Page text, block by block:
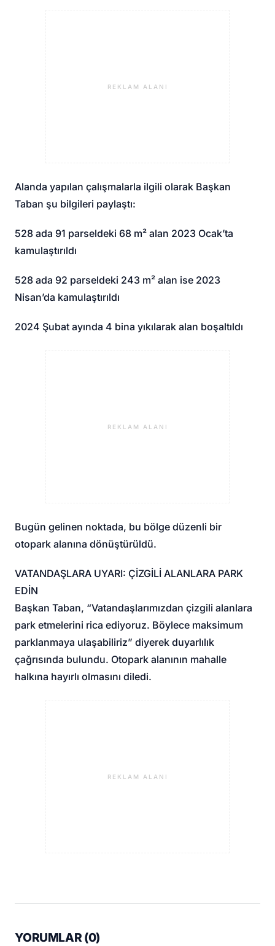
REKLAM ALANI
Alanda yapılan çalışmalarla ilgili olarak Başkan
Taban şu bilgileri paylaştı:
528 ada 91 parseldeki 68 m² alan 2023 Ocak’ta
kamulaştırıldı
528 ada 92 parseldeki 243 m² alan ise 2023
Nisan’da kamulaştırıldı
2024 Şubat ayında 4 bina yıkılarak alan boşaltıldı
REKLAM ALANI
Bugün gelinen noktada, bu bölge düzenli bir
otopark alanına dönüştürüldü.
VATANDAŞLARA UYARI: ÇİZGİLİ ALANLARA PARK
EDİN
Başkan Taban, “Vatandaşlarımızdan çizgili alanlara
park etmelerini rica ediyoruz. Böylece maksimum
parklanmaya ulaşabiliriz” diyerek duyarlılık
çağrısında bulundu. Otopark alanının mahalle
halkına hayırlı olmasını diledi.
REKLAM ALANI
YORUMLAR (0)